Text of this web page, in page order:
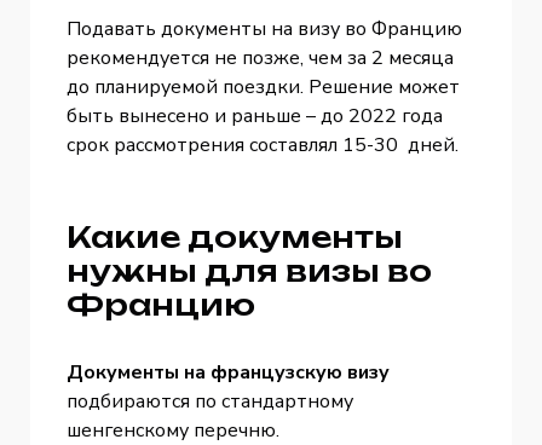
Подавать документы на визу во Францию
рекомендуется не позже, чем за 2 месяца
до планируемой поездки. Решение может
быть вынесено и раньше – до 2022 года
срок рассмотрения составлял 15-30 дней.
Какие документы
нужны для визы во
Францию
Документы на французскую визу
подбираются по стандартному
шенгенскому перечню.